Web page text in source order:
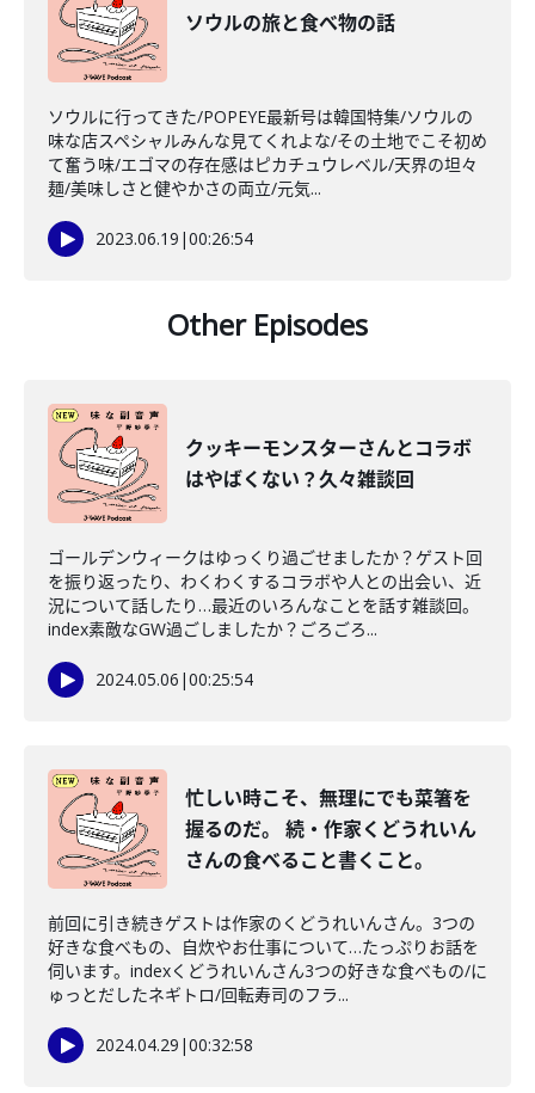
ソウルの旅と食べ物の話
ソウルに行ってきた/POPEYE最新号は韓国特集/ソウルの
味な店スペシャルみんな見てくれよな/その土地でこそ初め
て奮う味/エゴマの存在感はピカチュウレベル/天界の坦々
麺/美味しさと健やかさの両立/元気...
2023.06.19 |00:26:54
Other Episodes
クッキーモンスターさんとコラボ
はやばくない？久々雑談回
ゴールデンウィークはゆっくり過ごせましたか？ゲスト回
を振り返ったり、わくわくするコラボや人との出会い、近
況について話したり…最近のいろんなことを話す雑談回。
index素敵なGW過ごしましたか？ごろごろ...
2024.05.06 |00:25:54
忙しい時こそ、無理にでも菜箸を
握るのだ。 続・作家くどうれいん
さんの食べること書くこと。
前回に引き続きゲストは作家のくどうれいんさん。3つの
好きな食べもの、自炊やお仕事について…たっぷりお話を
伺います。indexくどうれいんさん3つの好きな食べもの/に
ゅっとだしたネギトロ/回転寿司のフラ...
2024.04.29 |00:32:58